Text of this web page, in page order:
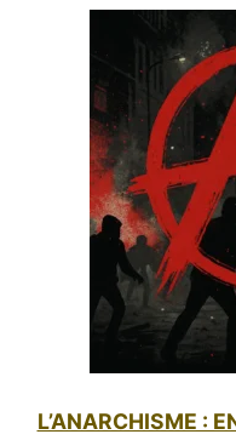
L’ANARCHISME :